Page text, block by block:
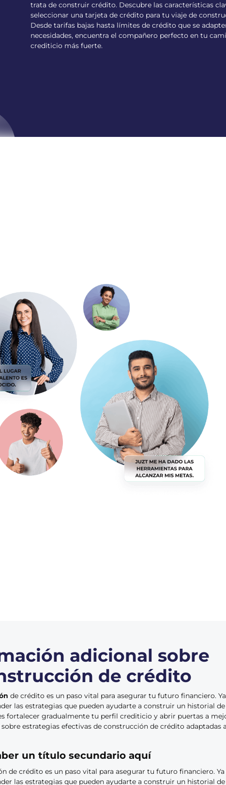
trata de construir crédito. Descubre las características
seleccionar una tarjeta de crédito para tu viaje de
Desde tarifas bajas hasta límites de crédito que se
necesidades, encuentra el compañero perfecto en tu
crediticio más fuerte.
adicional sobre
de crédito
de crédito es un paso vital para asegurar tu futuro financiero.
las estrategias que pueden ayudarte a construir un historial
fortalecer gradualmente tu perfil crediticio y abrir puertas a
estrategias efectivas de construcción de crédito adaptadas
un título secundario aquí
de crédito es un paso vital para asegurar tu futuro financiero.
las estrategias que pueden ayudarte a construir un historial